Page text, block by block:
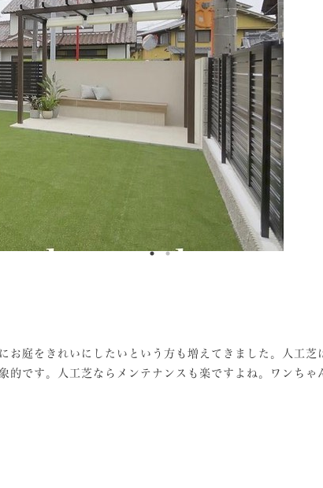
お庭をきれいにしたいという方も増えてきました。人工芝
的です。人工芝ならメンテナンスも楽ですよね。ワンち